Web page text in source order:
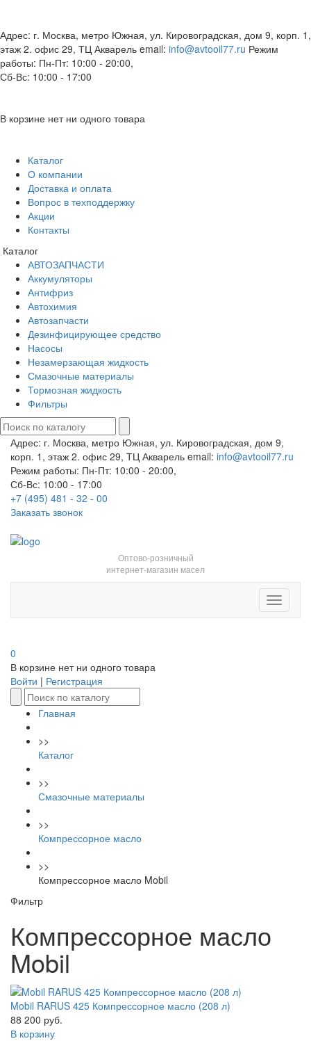
Адрес: г. Москва, метро Южная, ул. Кировоградская, дом 9, корп. 1,
этаж 2. офис 29, ТЦ Акварель email: info@avtooil77.ru Режим
работы: Пн-Пт: 10:00 - 20:00,
Сб-Вс: 10:00 - 17:00
В корзине нет ни одного товара
Каталог
О компании
Доставка и оплата
Вопрос в техподдержку
Акции
Контакты
Каталог
АВТОЗАПЧАСТИ
Аккумуляторы
Антифриз
Автохимия
Автозапчасти
Дезинфицирующее средство
Насосы
Незамерзающая жидкость
Смазочные материалы
Тормозная жидкость
Фильтры
Адрес: г. Москва, метро Южная, ул. Кировоградская, дом 9,
корп. 1, этаж 2. офис 29, ТЦ Акварель email: info@avtooil77.ru
Режим работы: Пн-Пт: 10:00 - 20:00,
Сб-Вс: 10:00 - 17:00
+7 (495) 481 - 32 - 00
Заказать звонок
Оптово-розничный
интернет-магазин масел
Toggle
0
В корзине нет ни одного товара
Войти | Регистрация
Главная
>>
Каталог
>>
Смазочные материалы
>>
Компрессорное масло
>>
Компрессорное масло Mobil
Фильтр
Компрессорное масло
Mobil
Mobil RARUS 425 Компрессорное масло (208 л)
88 200 руб.
В корзину